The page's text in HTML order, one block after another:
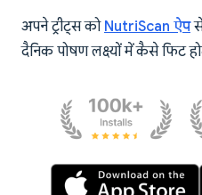
अपने ट्रीट्स को NutriScan ऐप
दैनिक पोषण लक्ष्यों में कैसे फिट